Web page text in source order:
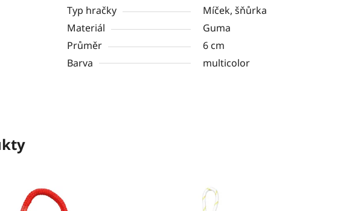
Typ hračky
Míček, šňůrka
Materiál
Guma
Průměr
6 cm
Barva
multicolor